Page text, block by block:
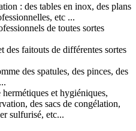
: des tables en inox, des plans
etc ...
de toutes sortes
des faitouts de différentes sortes
des spatules, des pinces, des
et hygiéniques,
des sacs de congélation,
sulfurisé, etc...